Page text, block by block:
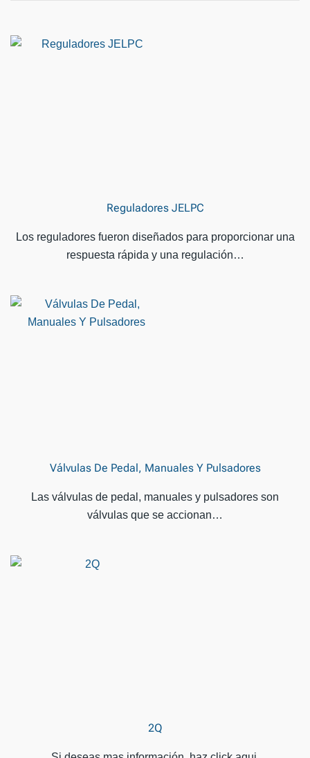
Reguladores JELPC
Los reguladores fueron diseñados para proporcionar una
respuesta rápida y una regulación…
Válvulas De Pedal, Manuales Y Pulsadores
Las válvulas de pedal, manuales y pulsadores son
válvulas que se accionan…
2Q